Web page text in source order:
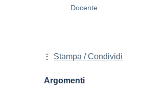
Docente
Stampa / Condividi
Argomenti